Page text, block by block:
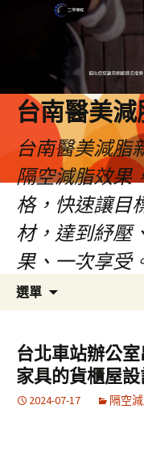
台南醫美
台南醫美減脂
隔空減脂效果
格，快速讓目
材，達到紓壓
果、一次享受
選單
容
台北車站辦公
家具的貨櫃屋
2024-07-17 隔空